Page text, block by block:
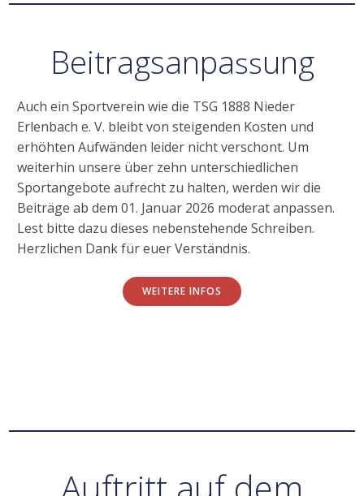
Beitragsanpassung
Auch ein Sportverein wie die TSG 1888 Nieder
Erlenbach e. V. bleibt von steigenden Kosten und
erhöhten Aufwänden leider nicht verschont. Um
weiterhin unsere über zehn unterschiedlichen
Sportangebote aufrecht zu halten, werden wir die
Beiträge ab dem 01. Januar 2026 moderat anpassen.
Lest bitte dazu dieses nebenstehende Schreiben.
Herzlichen Dank für euer Verständnis.
WEITERE INFOS